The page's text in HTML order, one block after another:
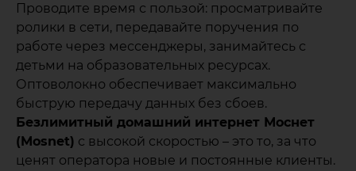
Проводите время с пользой: просматривайте
ролики в сети, передавайте поручения по
работе через мессенджеры, занимайтесь с
детьми на образовательных ресурсах.
Оптоволокно обеспечивает максимально
быструю передачу данных без сбоев.
Безлимитный домашний интернет Моснет
(Mosnet) с высокой скоростью – это то, за что
ценят оператора новые и постоянные клиенты.